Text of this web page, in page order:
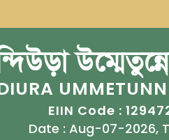
EIIN Code :
Date : Aug-07-2026,